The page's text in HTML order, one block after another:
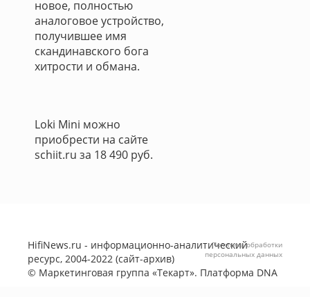
новое, полностью
аналоговое устройство,
получившее имя
скандинавского бога
хитрости и обмана.
Loki Mini можно
приобрести на сайте
schiit.ru за 18 490 руб.
HifiNews.ru - информационно-аналитический
ресурс, 2004-2022 (сайт-архив)
© Маркетинговая группа «Текарт». Платформа DNA
Политика обработки
персональных данных